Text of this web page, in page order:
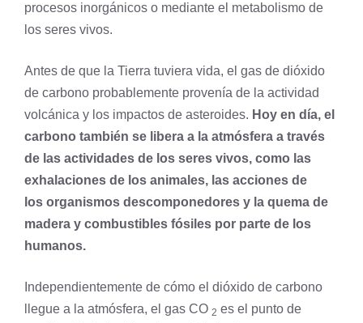
procesos inorgánicos o mediante el metabolismo de
los seres vivos.
Antes de que la Tierra tuviera vida, el gas de dióxido
de carbono probablemente provenía de la actividad
volcánica y los impactos de asteroides. Hoy en día, el
carbono también se libera a la atmósfera a través
de las actividades de los seres vivos, como las
exhalaciones de los animales, las acciones de
los organismos descomponedores y la quema de
madera y combustibles fósiles por parte de los
humanos.
Independientemente de cómo el dióxido de carbono
llegue a la atmósfera, el gas CO 2 es el punto de